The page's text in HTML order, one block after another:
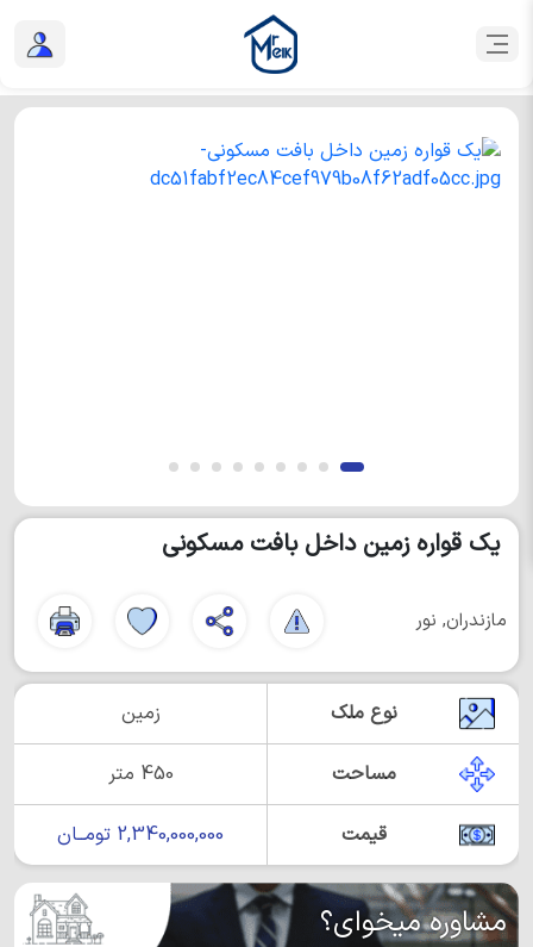
یک قواره زمین داخل بافت مسکونی
مازندران, نور
نوع ملک زمین
مساحت 450 متر
قیمت 2,340,000,000 تومــان
مشاوره میخوای؟